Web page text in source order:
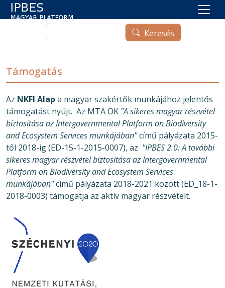
Ugrás a tartalomra
Keresés
Támogatás
Az NKFI Alap a magyar szakértők munkájához jelentős
támogatást nyújt. Az MTA ÖK "A sikeres magyar részvétel
biztosítása az Intergovernmental Platform on Biodiversity
and Ecosystem Services munkájában"című pályázata 2015-
től 2018-ig (ED-15-1-2015-0007), az "IPBES 2.0: A további
sikeres magyar részvétel biztosítása az Intergovernmental
Platform on Biodiversity and Ecosystem Services
munkájában"című pályázata 2018-2021 között (ED_18-1-
2018-0003) támogatja az aktív magyar részvételt.